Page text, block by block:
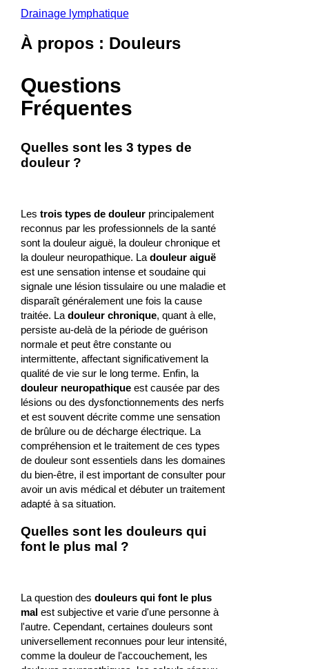
Drainage lymphatique
À propos : Douleurs
Questions
Fréquentes
Quelles sont les 3 types de
douleur ?
Les trois types de douleurprincipalement
reconnus par les professionnels de la santé
sont la douleur aiguë, la douleur chronique et
la douleur neuropathique. La douleur aiguë
est une sensation intense et soudaine qui
signale une lésion tissulaire ou une maladie et
disparaît généralement une fois la cause
traitée. La douleur chronique, quant à elle,
persiste au-delà de la période de guérison
normale et peut être constante ou
intermittente, affectant significativement la
qualité de vie sur le long terme. Enfin, la
douleur neuropathiqueest causée par des
lésions ou des dysfonctionnements des nerfs
et est souvent décrite comme une sensation
de brûlure ou de décharge électrique. La
compréhension et le traitement de ces types
de douleur sont essentiels dans les domaines
du bien-être, il est important de consulter pour
avoir un avis médical et débuter un traitement
adapté à sa situation.
Quelles sont les douleurs qui
font le plus mal ?
La question des douleurs qui font le plus
malest subjective et varie d'une personne à
l'autre. Cependant, certaines douleurs sont
universellement reconnues pour leur intensité,
comme la douleur de l'accouchement, les